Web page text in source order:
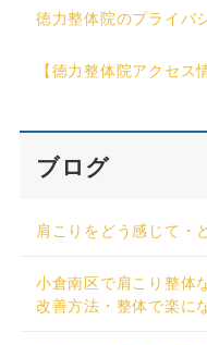
徳力整体院のプライバ
【徳力整体院アクセ
ブログ
肩こりをどう感じて・
小倉南区で肩こり整体
改善方法・整体で楽に